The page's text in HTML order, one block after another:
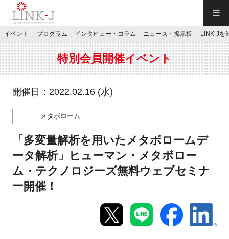
JP／EN
特別会員専用メニュー
施設ご予約
お問い合わせ
イベント プログラム インタビュー・コラム ニュース・掲示板 LINK-Jを
特別会員開催イベント
開催日：2022.02.16 (水)
メタボローム
「多変量解析を用いたメタボロームデ
ータ解析」ヒューマン・メタボロー
ム・テクノロジーズ無料ウェブセミナ
ー開催！